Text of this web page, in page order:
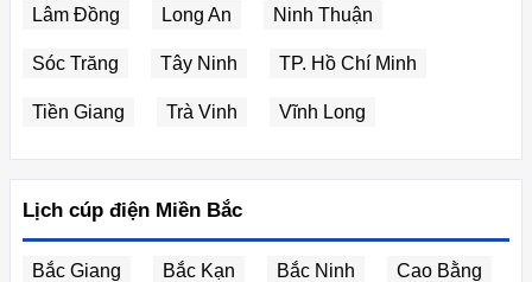
Lâm Đồng Long An Ninh Thuận
Sóc Trăng Tây Ninh TP. Hồ Chí Minh
Tiền Giang Trà Vinh Vĩnh Long
Lịch cúp điện Miền Bắc
Bắc Giang Bắc Kạn Bắc Ninh Cao Bằng